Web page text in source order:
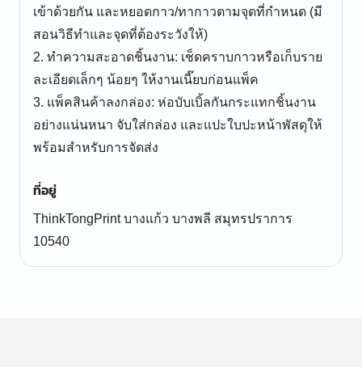
เข้าด้วยกัน และหยอดกาว/ทากาวตามจุดที่กำหนด (มี
สอนวิธีทำและจุดที่ต้องระวังให้)
2. ทำความสะอาดชิ้นงาน: เช็ดคราบกาวหรือเก็บราย
ละเอียดเล็กๆ น้อยๆ ให้งานเนี๊ยบก่อนแพ็ค
3. แพ็คสินค้าลงกล่อง: ห่อบับเบิ้ลกันกระแทกชิ้นงาน
อย่างแน่นหนา จับใส่กล่อง และแปะใบปะหน้าพัสดุให้
ที่อยู่
ThinkTongPrint บางแก้ว บางพลี สมุทรปราการ
10540